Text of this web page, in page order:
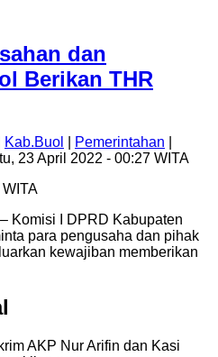
dan
Berikan THR
Kab.Buol Pemerintahan
23 April 2022 - 00:27 WITA
Komisi I DPRD Kabupaten
para pengusaha dan pihak
kewajiban memberikan